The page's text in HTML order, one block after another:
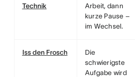
Technik
Arbeit, dann
kurze Pause –
im Wechsel.
Iss den Frosch
Die
schwierigste
Aufgabe wird